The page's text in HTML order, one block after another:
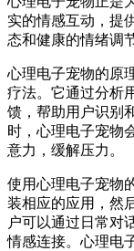
实的情感互动，提
态和健康的情绪调
心理电子宠物的原
疗法。它通过分析
馈，帮助用户识别
时，心理电子宠物
意力，缓解压力。
使用心理电子宠物
装相应的应用，然
户可以通过日常对
情感连接。心理电